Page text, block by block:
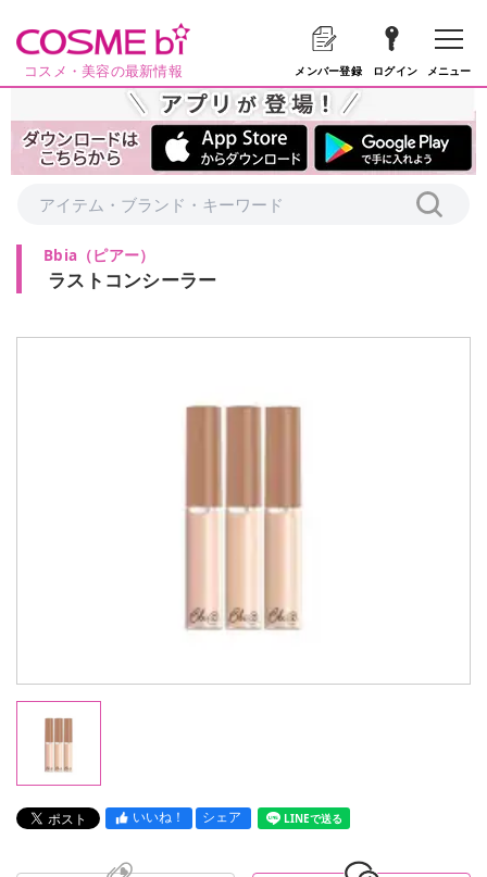
コスメ・美容の最新情報 メンバー登録 ログイン メニュー
Bbia （ピアー）
ラストコンシーラー
いいね！ シェア LINEで送る